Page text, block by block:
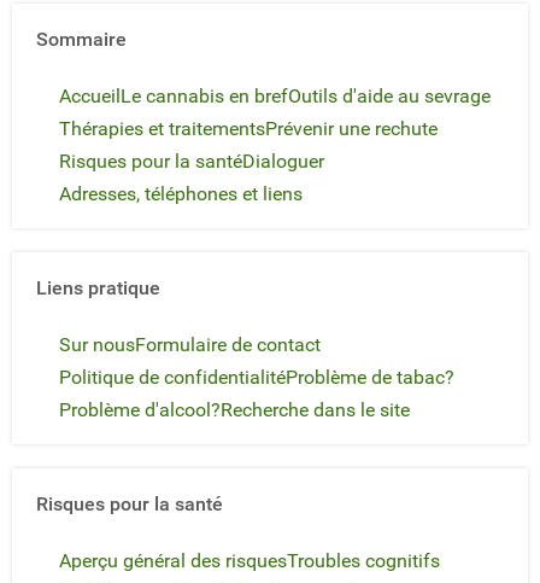
Sommaire
AccueilLe cannabis en brefOutils d'aide au sevrage
Thérapies et traitementsPrévenir une rechute
Risques pour la santéDialoguer
Adresses, téléphones et liens
Liens pratique
Sur nousFormulaire de contact
Politique de confidentialitéProblème de tabac?
Problème d'alcool?Recherche dans le site
Risques pour la santé
Aperçu général des risquesTroubles cognitifs